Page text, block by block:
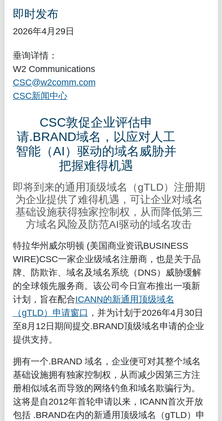
即时发布
2026年4月29日
垂询详情：
W2 Communications
CSC@w2comm.com
CSC新闻中心
CSC敦促企业评估申
请.BRAND域名，以应对人工
智能（AI）驱动的域名威胁并
把握难得机遇
即将到来的通用顶级域名（gTLD）注册期
为企业提供了难得机遇，可让企业对域名
基础设施获得独家控制权，从而降低第三
方域名风险及防范AI驱动的域名攻击
特拉华州威尔明顿 (美国商业资讯BUSINESS
WIRE)CSC一家企业级域名注册商，也是关于品
牌、防欺诈、域名及域名系统（DNS）威胁缓解
的全球领先服务商。该公司今日宣布推出一项新
计划，旨在配合ICANN的新通用顶级域名
（gTLD）申请窗口 ，并为计划于2026年4月30日
至8月12日期间提交.BRAND顶级域名申请的企业
提供支持。
拥有一个.BRAND 域名，企业便可对其整个域名
基础设施拥有独家控制权，从而减少因第三方注
册相似域名而导致的网络钓鱼和域名欺骗行为。
这将是自2012年首轮申请以来，ICANN首次开放
包括 .BRAND在内的新通用顶级域名（gTLD）申